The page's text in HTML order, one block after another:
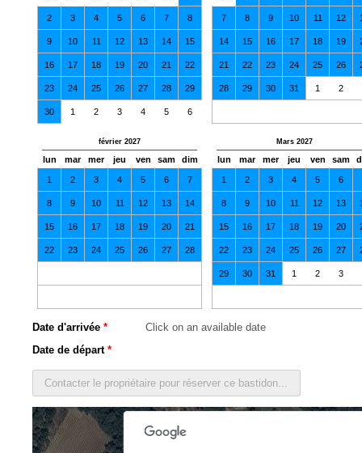
2 3 4 5 6 7 8
9 10 11 12 13 14 15
16 17 18 19 20 21 22
23 24 25 26 27 28 29
30 1 2 3 4 5 6
7 8 9 10 11 12
14 15 16 17 18 19
21 22 23 24 25 26
28 29 30 31 1 2
février 2027
lun mar mer jeu ven sam dim
1 2 3 4 5 6 7
8 9 10 11 12 13 14
15 16 17 18 19 20 21
22 23 24 25 26 27 28
Mars 2027
lun mar mer jeu ven sam
1 2 3 4 5 6
8 9 10 11 12 13
15 16 17 18 19 20
22 23 24 25 26 27
29 30 31 1 2 3
Date d'arrivée *
Date de départ *